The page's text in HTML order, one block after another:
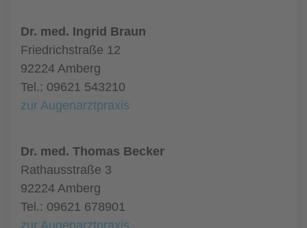
Dr. med. Ingrid Braun
Friedrichstraße 12
92224 Amberg
Tel.: 09621 543210
zur Augenarztpraxis
Dr. med. Thomas Becker
Rathausstraße 3
92224 Amberg
Tel.: 09621 678901
zur Augenarztpraxis